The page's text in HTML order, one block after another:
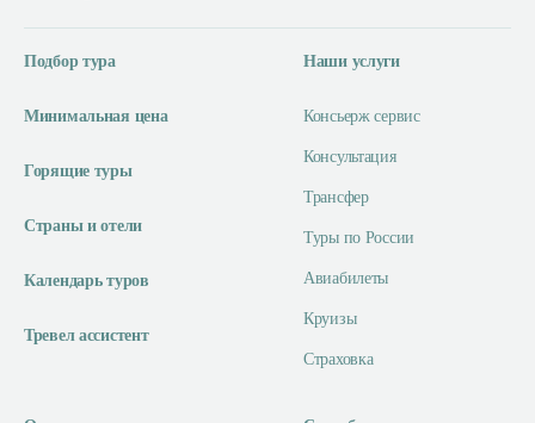
Подбор тура
Минимальная цена
Горящие туры
Страны и отели
Календарь туров
Тревел ассистент
Наши услуги
Консьерж сервис
Консультация
Трансфер
Туры по России
Авиабилеты
Круизы
Страховка